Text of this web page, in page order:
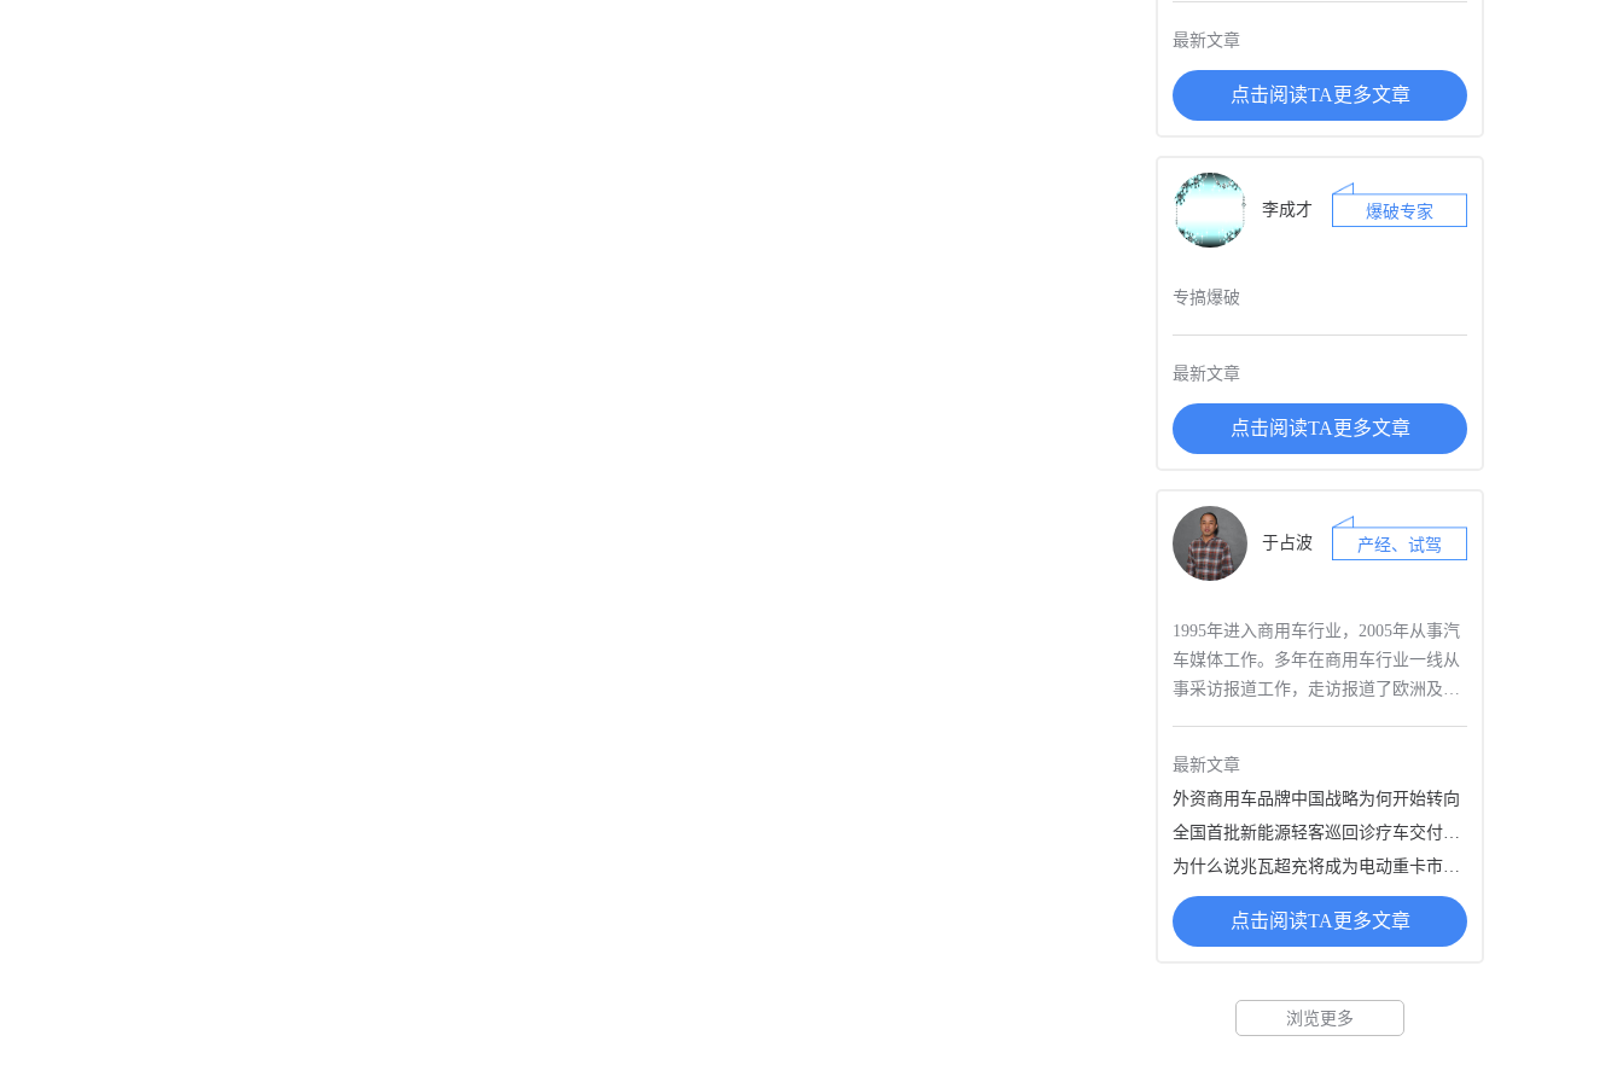
最新文章
点击阅读TA更多文章
李成才 爆破专家
专搞爆破
最新文章
点击阅读TA更多文章
于占波 产经、试驾
1995年进入商用车行业，2005年从事汽
车媒体工作。多年在商用车行业一线从
事采访报道工作，走访报道了欧洲及国
行业影响力的产经报道稿件；业内最早
从事商用车实况道路试驾的记者，拥有
专业驾照，对近年来国内外发布的多款
新车进行了试驾评测，关注商用汽车行
业前沿技术；长期跟踪国内外商用车行
业产经与技术发展趋势，尤其擅长产业
分析及新技术解读。
最新文章
外资商用车品牌中国战略为何开始转向
全国首批新能源轻客巡回诊疗车交付：远程超级VAN再度引领行业
为什么说兆瓦超充将成为电动重卡市场增长新动能
点击阅读TA更多文章
浏览更多